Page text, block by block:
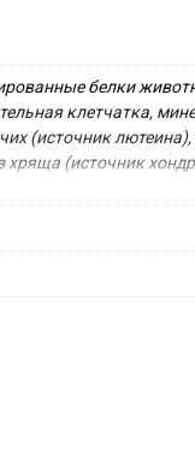
белки
клетчатка,
(источник
хряща (источник
800 ME, Железо:
5 г -